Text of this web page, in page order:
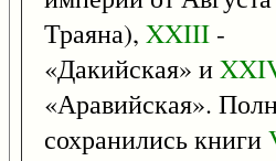
Траяна), XXIII -
«Дакийская» и
«Аравийская».
сохранились книги